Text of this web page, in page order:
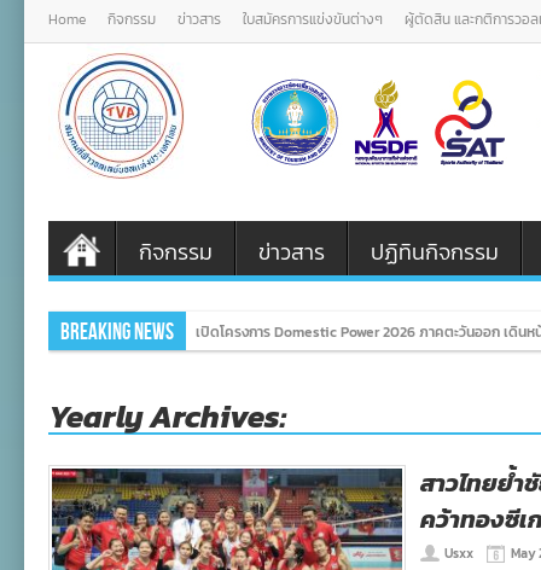
Home กิจกรรม ข่าวสาร ใบสมัครการแข่งขันต่างๆ ผู้ตัดสิน และกติการวอ
กิจกรรม ข่าวสาร ปฏิทินกิจกรรม
Breaking News เปิดโครงการ Domestic Power 2026 ภาคตะวันออก เดิน
Yearly Archives:
สาวไทยย้ำ
คว้าทองซีเ
Usxx May